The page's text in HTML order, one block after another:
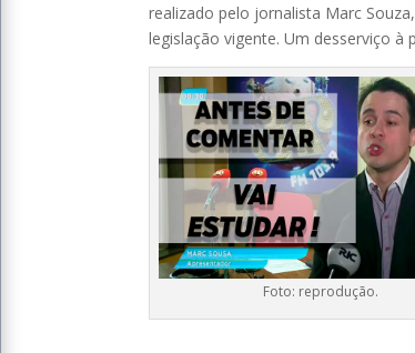
realizado pelo jornalista Marc
legislação vigente. Um desserviço à
Foto: reprodução.